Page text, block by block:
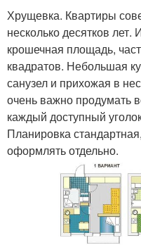
Хрущевка. Квартиры
несколько десятков лет.
крошечная площадь,
квадратов. Небольшая
санузел и прихожая в
очень важно продумать
каждый доступный
Планировка
оформлять отдельно.